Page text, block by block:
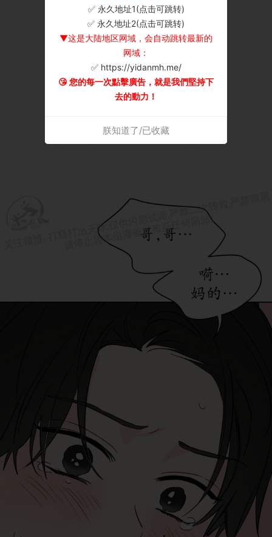
✅ 永久地址1(点击可跳转)
✅ 永久地址2(点击可跳转)
▼这是大陆地区网域，会自动跳转最新的
网域：
✅ https://yidanmh.me/
😘 您的每一次點擊廣告，就是我們堅持下
去的動力！
朕知道了/已收藏